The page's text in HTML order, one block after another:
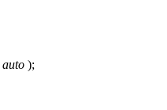
auto );